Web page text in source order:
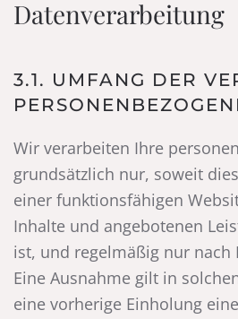
Datenverarbeitung
3.1. UMFANG DER
Wir verarbeiten Ihre
grundsätzlich nur, soweit
einer funktionsfähigen
Inhalte und angebotenen
ist, und regelmäßig nur nach
Eine Ausnahme gilt in
eine vorherige Einholung